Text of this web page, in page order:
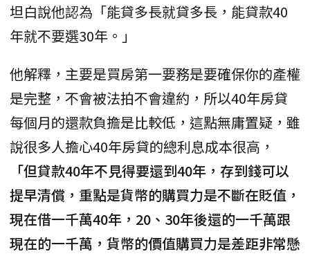
坦白說他認為「能貸多長就貸多長，能貸款40
年就不要選30年。」
他解釋，主要是買房第一要務是要確保你的產權
是完整，不會被法拍不會違約，所以40年房貸
每個月的還款負擔是比較低，這點無庸置疑，雖
說很多人擔心40年房貸的總利息成本很高，
「但貸款40年不見得要還到40年，存到錢可以
提早清償，重點是貨幣的購買力是不斷在貶值，
現在借一千萬40年，20、30年後還的一千萬跟
現在的一千萬，貨幣的價值購買力是差距非常懸